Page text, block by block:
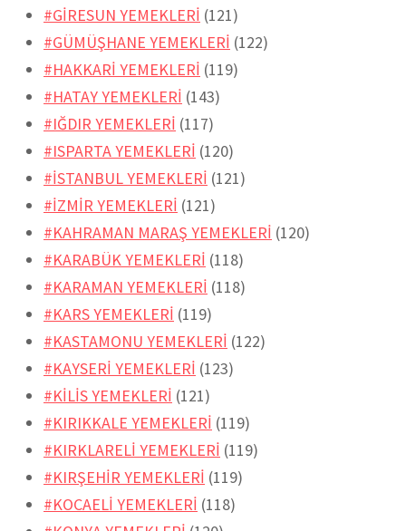
#GİRESUN YEMEKLERİ (121)
#GÜMÜŞHANE YEMEKLERİ (122)
#HAKKARİ YEMEKLERİ (119)
#HATAY YEMEKLERİ (143)
#IĞDIR YEMEKLERİ (117)
#ISPARTA YEMEKLERİ (120)
#İSTANBUL YEMEKLERİ (121)
#İZMİR YEMEKLERİ (121)
#KAHRAMAN MARAŞ YEMEKLERİ (120)
#KARABÜK YEMEKLERİ (118)
#KARAMAN YEMEKLERİ (118)
#KARS YEMEKLERİ (119)
#KASTAMONU YEMEKLERİ (122)
#KAYSERİ YEMEKLERİ (123)
#KİLİS YEMEKLERİ (121)
#KIRIKKALE YEMEKLERİ (119)
#KIRKLARELİ YEMEKLERİ (119)
#KIRŞEHİR YEMEKLERİ (119)
#KOCAELİ YEMEKLERİ (118)